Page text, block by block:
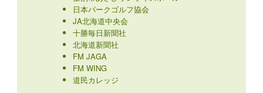
日本パークゴルフ協会
JA北海道中央会
十勝毎日新聞社
北海道新聞社
FM JAGA
FM WING
道民カレッジ